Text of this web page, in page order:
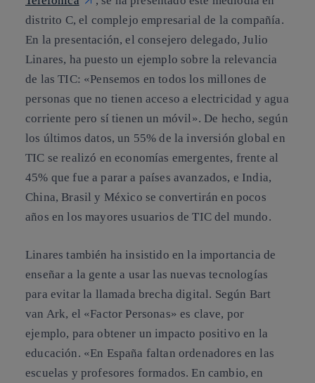
distrito C, el complejo empresarial de la compañía.
En la presentación, el consejero delegado, Julio
Linares, ha puesto un ejemplo sobre la relevancia
de las TIC: «Pensemos en todos los millones de
personas que no tienen acceso a electricidad y agua
corriente pero sí tienen un móvil». De hecho, según
los últimos datos, un 55% de la inversión global en
TIC se realizó en economías emergentes, frente al
45% que fue a parar a países avanzados, e India,
China, Brasil y México se convertirán en pocos
años en los mayores usuarios de TIC del mundo.
Linares también ha insistido en la importancia de
enseñar a la gente a usar las nuevas tecnologías
para evitar la llamada brecha digital. Según Bart
van Ark, el «Factor Personas» es clave, por
ejemplo, para obtener un impacto positivo en la
educación. «En España faltan ordenadores en las
escuelas y profesores formados. En cambio, en